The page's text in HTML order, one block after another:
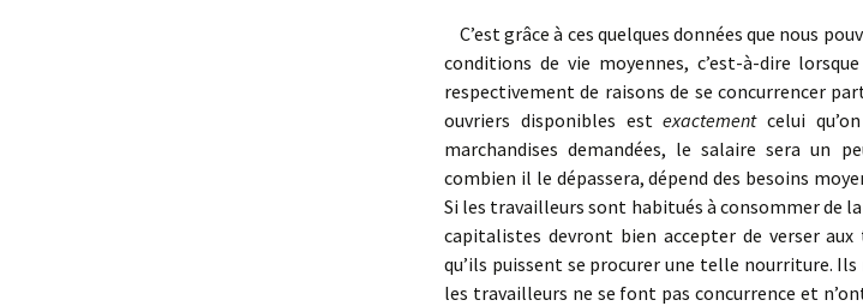
C’est grâce à ces quelques données que nous
conditions de vie moyennes, c’est-à-dire
respecti­ve­ment de raisons de se concurrencer
ouvriers disponibles estexactementcelui
marchandises demandées, le salaire sera un
combien il le dépassera, dépend des besoins
Si les travail­leurs sont habitués à consommer de
capitalistes devront bien accepter de verser
qu’ils puissent se procurer une telle nourriture.
les travailleurs ne se font pas concurrence et